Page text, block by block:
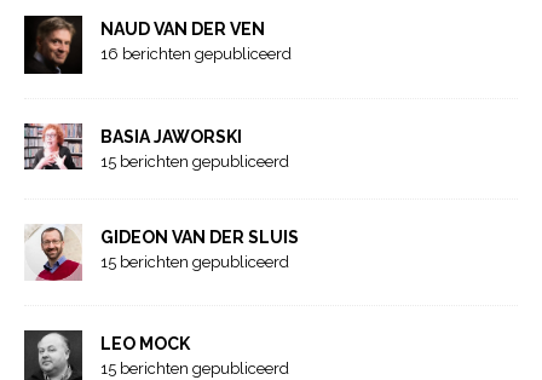
NAUD VAN DER VEN
16 berichten gepubliceerd
BASIA JAWORSKI
15 berichten gepubliceerd
GIDEON VAN DER SLUIS
15 berichten gepubliceerd
LEO MOCK
15 berichten gepubliceerd